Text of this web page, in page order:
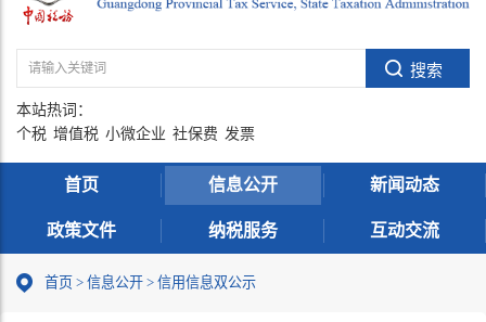
本站热词：
个税 增值税 小微企业 社保费 发票
首页 信息公开 新闻动态
政策文件 纳税服务 互动交流
首页 > 信息公开 > 信用信息双公示